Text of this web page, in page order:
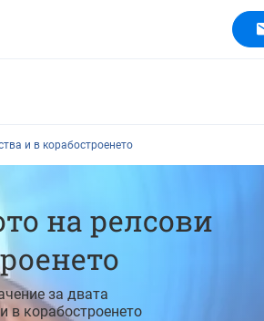
и в корабостроенето
на релсови
за двата
в корабостроенето